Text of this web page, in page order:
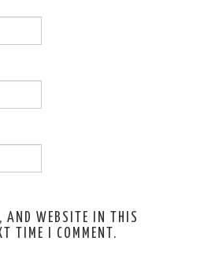
AND WEBSITE IN THIS
TIME I COMMENT.